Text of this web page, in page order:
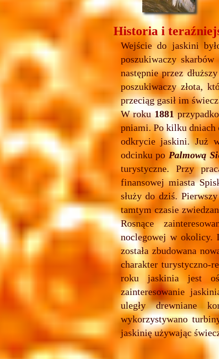
Historia i
Wejście do jaskini
poszukiwaczy
następnie przez
poszukiwaczy złota,
przeciąg gasił im
W roku1881
pniami. Po kilku dniach
odkrycie jaskini. Już
odcinku po Palmową
turystyczne. Przy
finansowej miasta
służy do dziś.
tamtym czasie
Rosnące
noclegowej w okolicy.
została zbudowana
charakter turystyczno-
roku jaskinia jest
zainteresowanie
uległy drewniane
wykorzystywano
jaskinię używając